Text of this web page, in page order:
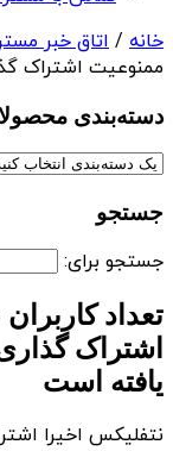
خانه / اتاق خبر
ممنوعیت اشتراک
دسته‌بندی‌
جستجو
جستجو برای:
تعداد
اشتراک
یافته است
نتفلیکس اخیرا